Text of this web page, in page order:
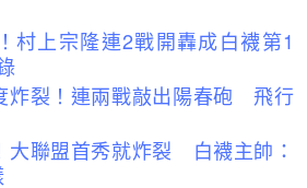
村上宗隆連2戰開轟成白襪第1
炸裂！連兩戰敲出陽春砲 飛行
大聯盟首秀就炸裂 白襪主帥：